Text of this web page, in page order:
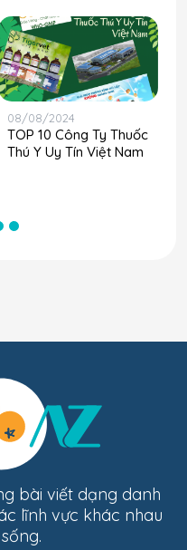
08/08/2024
TOP 10 Công Ty Thuốc
Thú Y Uy Tín Việt Nam
bài viết dạng danh
lĩnh vực khác nhau